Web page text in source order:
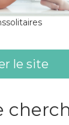
le site